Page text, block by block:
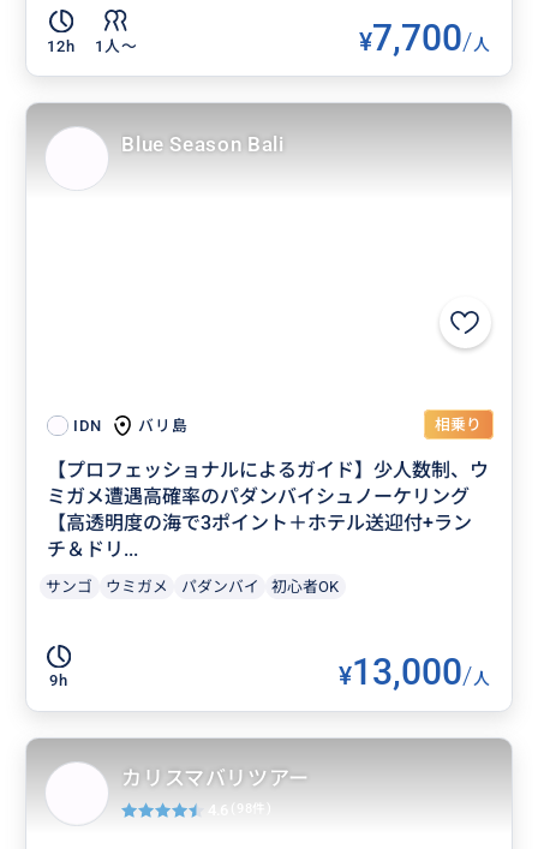
12h 1人〜 ¥7,700/人
IDN バリ島 相乗り
【プロフェッショナルによるガイド】少人数制、ウ
ミガメ遭遇高確率のパダンバイシュノーケリング
【高透明度の海で3ポイント＋ホテル送迎付+ラン
チ＆ドリ...
サンゴ ウミガメ パダンバイ 初心者OK
9h ¥13,000/人
Blue Season Bali
カリスマバリツアー
4.6 (98件)